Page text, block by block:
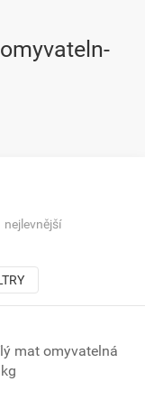
nejlevnější
mat omyvatelná